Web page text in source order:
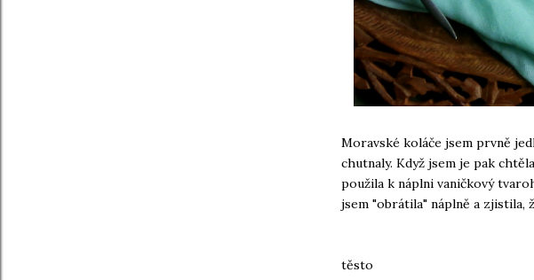
Moravské koláče jsem prvně
chutnaly. Když jsem je pak
použila k náplni vaničkový
jsem "obrátila" náplně a zjistila,
těsto